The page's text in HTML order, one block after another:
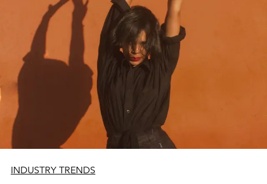
INDUSTRY TRENDS